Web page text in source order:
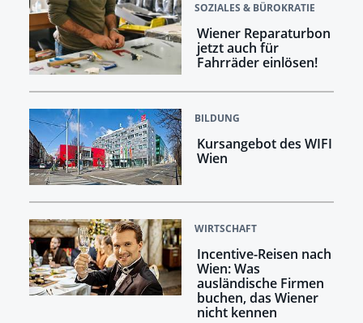
SOZIALES & BÜROKRATIE
Wiener Reparaturbon
jetzt auch für
Fahrräder einlösen!
BILDUNG
Kursangebot des WIFI
Wien
WIRTSCHAFT
Incentive-Reisen nach
Wien: Was
ausländische Firmen
buchen, das Wiener
nicht kennen